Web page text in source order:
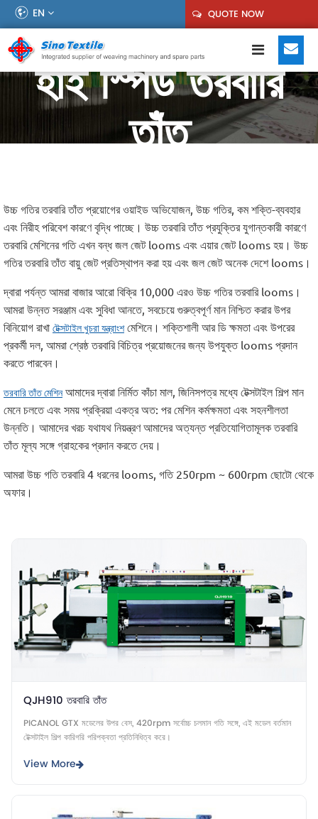
EN QUOTE NOW
হাই স্পিড তরবারি
তাঁত
উচ্চ গতির তরবারি তাঁত প্রয়োগের ওয়াইড অভিযোজন, উচ্চ গতির, কম শক্তি-ব্যবহার
এবং নিরীহ পরিবেশ কারণে বৃদ্ধি পাচ্ছে। উচ্চ তরবারি তাঁত প্রযুক্তির যুগান্তকারী কারণে
তরবারি মেশিনের গতি এখন বন্ধ জল জেট looms এবং এয়ার জেট looms হয়। উচ্চ
গতির তরবারি তাঁত বায়ু জেট প্রতিস্থাপন করা হয় এবং জল জেট অনেক দেশে looms।
দ্বারা পর্যন্ত আমরা বাজার আরো বিক্রি 10,000 এরও উচ্চ গতির তরবারি looms।
আমরা উন্নত সরঞ্জাম এবং সুবিধা আনতে, সবচেয়ে গুরুত্বপূর্ণ মান নিশ্চিত করার উপর
বিনিয়োগ রাখা টেক্সটাইল খুচরা যন্ত্রাংশমেশিনে। শক্তিশালী আর ডি ক্ষমতা এবং উপরের
প্রকর্মী দল, আমরা শ্রেষ্ঠ তরবারি বিচিত্র প্রয়োজনের জন্য উপযুক্ত looms প্রদান
করতে পারবেন।
তরবারি তাঁত মেশিনআমাদের দ্বারা নির্মিত কাঁচা মাল, জিনিসপত্র মধ্যে টেক্সটাইল শিল্প মান
মেনে চলতে এবং সময় প্রক্রিয়া একত্র অত: পর মেশিন কর্মক্ষমতা এবং সহনশীলতা
উন্নতি। আমাদের খরচ যথাযথ নিয়ন্ত্রণ আমাদের অত্যন্ত প্রতিযোগিতামূলক তরবারি
তাঁত মূল্য সঙ্গে গ্রাহকের প্রদান করতে দেয়।
আমরা উচ্চ গতি তরবারি 4 ধরনের looms, গতি 250rpm ~ 600rpm ছোটো থেকে
অফার।
QJH910 তরবারি তাঁত
PICANOL GTX মডেলের উপর বেস, 420rpm সর্বোচ্চ চলমান গতি সঙ্গে, এই মডেল বর্তমান
টেক্সটাইল শিল্প কারিগরি পরিপক্বতা প্রতিনিধিত্ব করে।
View More